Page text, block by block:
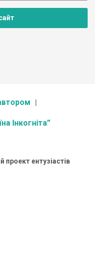
Інкогніта”
проект ентузіастів